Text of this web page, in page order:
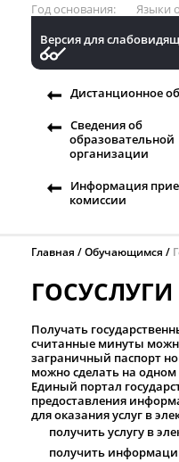
Год основания Языки
Версия для
Дистанционное
Сведения об
образовательной
организации
Информация
комиссии
Главная Обучающимся
Получать
считанные минуты
заграничный паспорт
можно сделать на
Единый портал
предоставления
для оказания услуг в
получить услугу в
получить